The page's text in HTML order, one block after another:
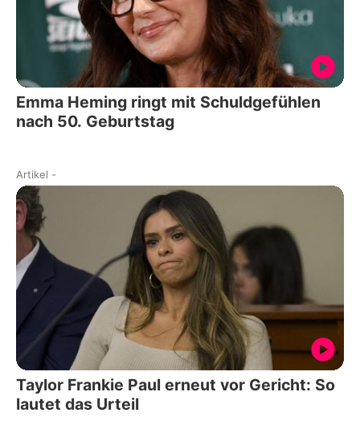
Emma Heming ringt mit Schuldgefühlen
nach 50. Geburtstag
Artikel -
Taylor Frankie Paul erneut vor Gericht: So
lautet das Urteil